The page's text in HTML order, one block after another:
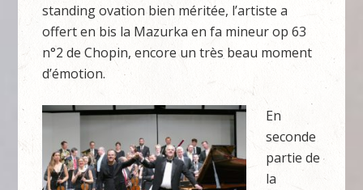
standing ovation bien méritée, l’artiste a
offert en bis la Mazurka en fa mineur op 63
n°2 de Chopin, encore un très beau moment
d’émotion.
En
seconde
partie de
la